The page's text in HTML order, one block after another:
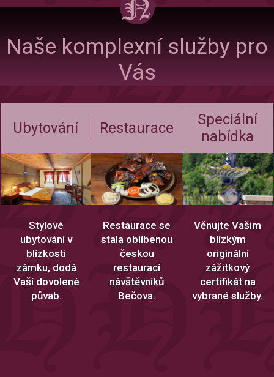
Naše komplexní služby pro
Vás
Ubytování
Stylové
ubytování v
blízkosti
zámku, dodá
Vaší dovolené
půvab.
Restaurace
Restaurace se
stala oblíbenou
českou
restaurací
návštěvníků
Bečova.
Speciální
nabídka
Věnujte Vašim
blízkým
originální
zážitkový
certifikát na
vybrané služby.